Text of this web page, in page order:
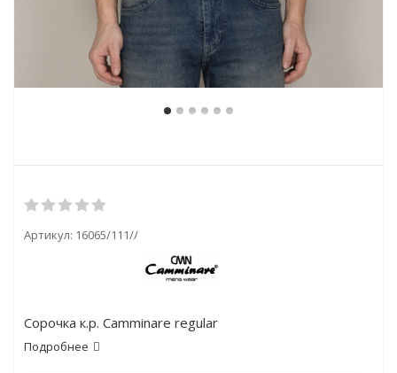
Артикул: 16065/111//
Сорочка к.р. Camminare regular
Подробнее